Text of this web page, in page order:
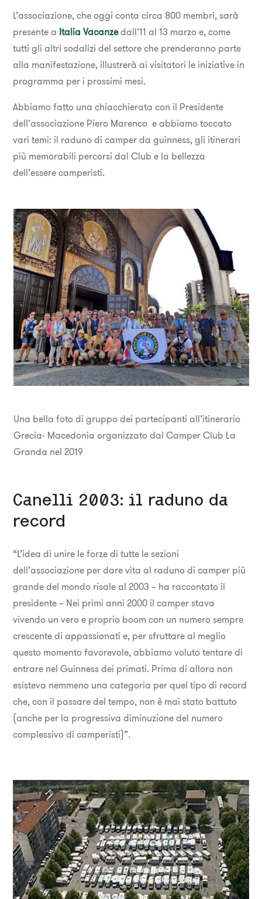
L’associazione, che oggi conta circa 800 membri, sarà
presente a Italia Vacanzedall’11 al 13 marzo e, come
tutti gli altri sodalizi del settore che prenderanno parte
alla manifestazione, illustrerà ai visitatori le iniziative in
programma per i prossimi mesi.
Abbiamo fatto una chiacchierata con il Presidente
dell’associazione Piero Marenco e abbiamo toccato
vari temi: il raduno di camper da guinness, gli itinerari
più memorabili percorsi dal Club e la bellezza
dell’essere camperisti.
Una bella foto di gruppo dei partecipanti all’itinerario
Grecia- Macedonia organizzato dal Camper Club La
Granda nel 2019
Canelli 2003: il raduno da
record
“L’idea di unire le forze di tutte le sezioni
dell’associazione per dare vita al raduno di camper più
grande del mondo risale al 2003 – ha raccontato il
presidente – Nei primi anni 2000 il camper stava
vivendo un vero e proprio boom con un numero sempre
crescente di appassionati e, per sfruttare al meglio
questo momento favorevole, abbiamo voluto tentare di
entrare nel Guinness dei primati. Prima di allora non
esisteva nemmeno una categoria per quel tipo di record
che, con il passare del tempo, non è mai stato battuto
(anche per la progressiva diminuzione del numero
complessivo di camperisti)”.